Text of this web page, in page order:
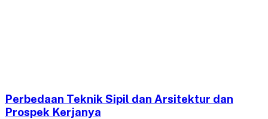
Perbedaan Teknik Sipil dan Arsitektur dan
Prospek Kerjanya